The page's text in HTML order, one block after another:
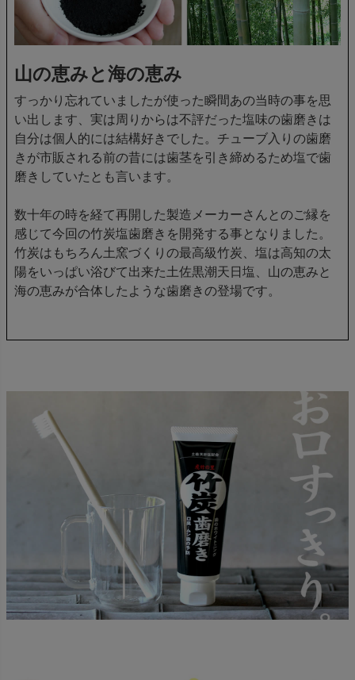
山の恵みと海の恵み
すっかり忘れていましたが使った瞬間あの当時の事を思
い出します、実は周りからは不評だった塩味の歯磨きは
自分は個人的には結構好きでした。チューブ入りの歯磨
きが市販される前の昔には歯茎を引き締めるため塩で歯
磨きしていたとも言います。
数十年の時を経て再開した製造メーカーさんとのご縁を
感じて今回の竹炭塩歯磨きを開発する事となりました。
竹炭はもちろん土窯づくりの最高級竹炭、塩は高知の太
陽をいっぱい浴びて出来た土佐黒潮天日塩、山の恵みと
海の恵みが合体したような歯磨きの登場です。